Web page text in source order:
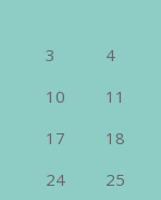
3
4
10
11
17
18
24
25